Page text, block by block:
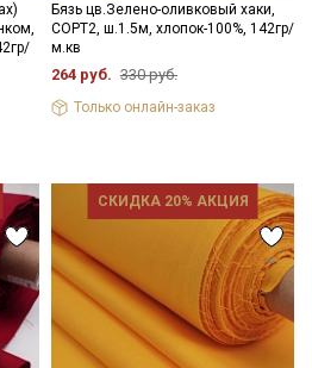
Бязь цв.Зелено-оливковый хаки,
СОРТ2, ш.1.5м, хлопок-100%, 142гр/
м.кв
264 руб. 330 руб.
Только онлайн-заказ
СКИДКА 20% АКЦИЯ
дополнительные
до 30% на узкие
тканей